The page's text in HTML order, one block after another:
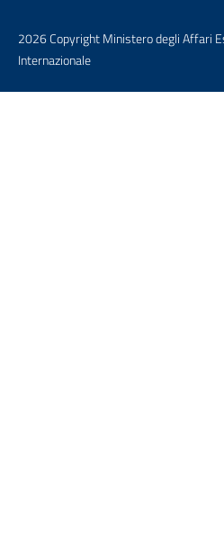
2026 Copyright Ministero degli Affari
Internazionale